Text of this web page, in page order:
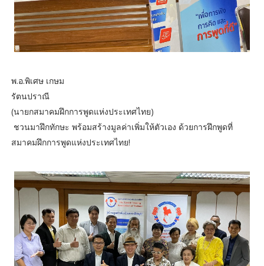
พ.อ.พิเศษ เกษม
รัตนปราณี
(นายกสมาคมฝึกการพูดแห่งประเทศไทย)
ชวนมาฝึกทักษะ พร้อมสร้างมูลค่าเพิ่มให้ตัวเอง ด้วยการฝึกพูดที่
สมาคมฝึกการพูดแห่งประเทศไทย!